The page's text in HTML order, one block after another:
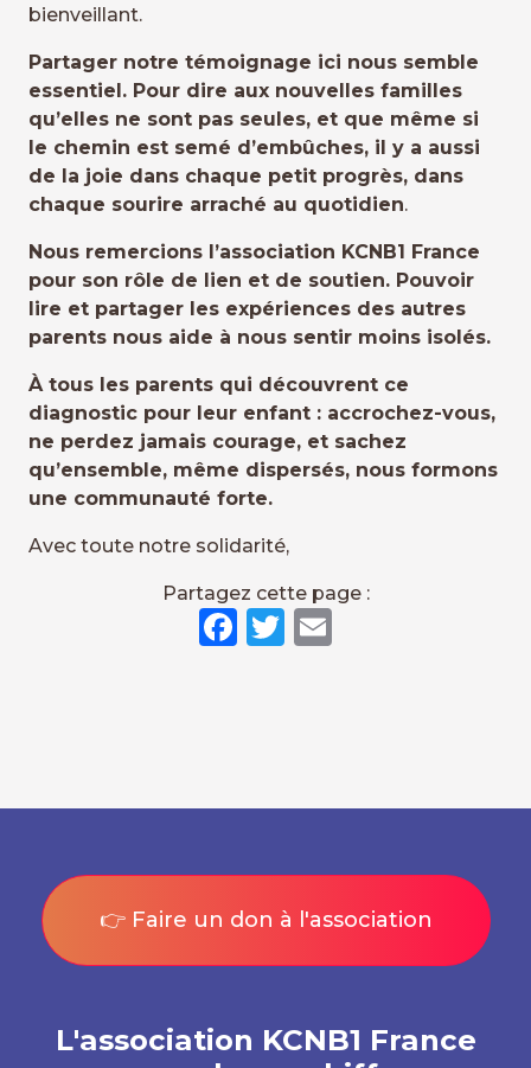
bienveillant.
Partager notre témoignage ici nous semble
essentiel. Pour dire aux nouvelles familles
qu’elles ne sont pas seules, et que même si
le chemin est semé d’embûches, il y a aussi
de la joie dans chaque petit progrès, dans
chaque sourire arraché au quotidien.
Nous remercions l’association KCNB1 France
pour son rôle de lien et de soutien. Pouvoir
lire et partager les expériences des autres
parents nous aide à nous sentir moins isolés.
À tous les parents qui découvrent ce
diagnostic pour leur enfant : accrochez-vous,
ne perdez jamais courage, et sachez
qu’ensemble, même dispersés, nous formons
une communauté forte.
Avec toute notre solidarité,
Partagez cette page :
Facebook
Twitter
👉 Faire un don à l'association
L'association KCNB1 France